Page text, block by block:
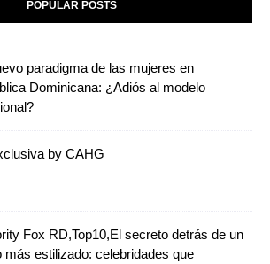
POPULAR POSTS
paradigma de las mujeres en
Dominicana: ¿Adiós al modelo
by CAHG
Fox RD,Top10,El secreto detrás de un
más estilizado: celebridades que